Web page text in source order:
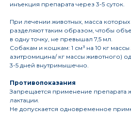
инъекция препарата через 3-5 суток.
При лечении животных, масса
разделяют таким образом, чтобы
в одну точку, не превышал 7,5 мл.
Собакам и кошкам: 1 см³ на 10 кг
азитромицина/ кг массы животного)
3-5 дней внутримышечно.
Противопоказания
Запрещается применение препарата
лактации.
Не допускается одновременное